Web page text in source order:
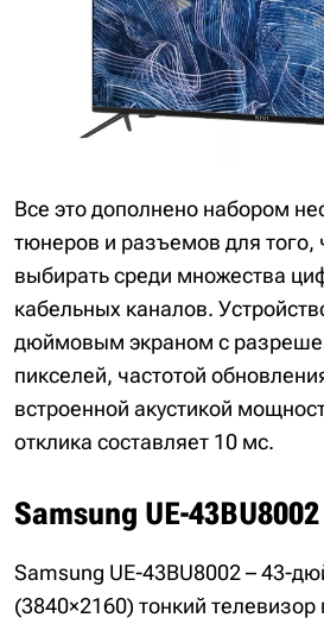
Все это дополнено набором
тюнеров и разъемов для того,
выбирать среди множества
кабельных каналов.
дюймовым экраном с
пикселей, частотой
встроенной акустикой
отклика составляет 10 мс.
Samsung UE-43BU8002
Samsung UE-43BU8002 – 43-
(3840×2160) тонкий телевизор